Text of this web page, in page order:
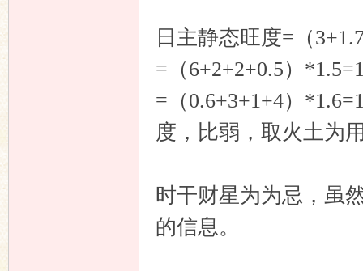
日主静态旺度=（
=（6+2+2+0.5）
=（0.6+3+1+4）
度，比弱，取火土为
时干财星为为忌，虽
的信息。